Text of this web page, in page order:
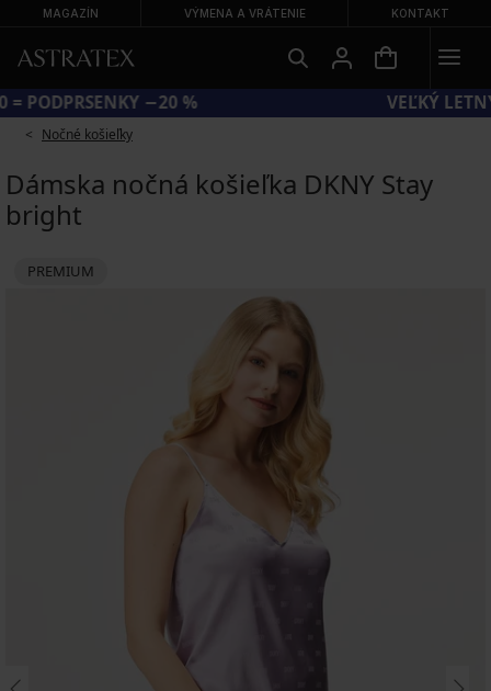
MAGAZÍN VÝMENA A VRÁTENIE KONTAKT
KÓD BRA20 = PODPRSENKY −20 %
Nočné košieľky
Dámska nočná košieľka DKNY Stay
bright
PREMIUM